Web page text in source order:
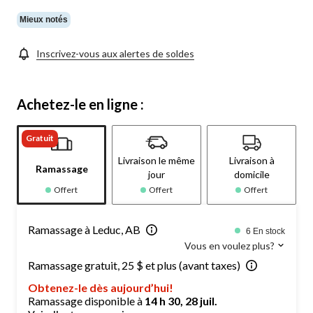
Mieux notés
Inscrivez-vous aux alertes de soldes
Achetez-le en ligne :
Gratuit
Ramassage
Offert
Livraison le même
jour
Offert
Livraison à
domicile
Offert
Ramassage à Leduc, AB 6 En stock
Vous en voulez plus?
Ramassage gratuit, 25 $ et plus (avant taxes)
Obtenez-le dès aujourd’hui!
Ramassage disponible à 14 h 30, 28 juil.